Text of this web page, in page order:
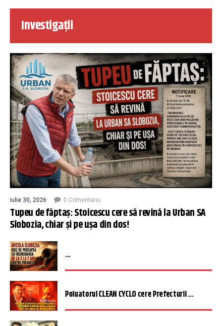
Investigații
iulie 30, 2026 0 Comentariu
Tupeu de făptaș: Stoicescu cere să revină la Urban SA
Slobozia, chiar și pe ușa din dos!
...
Poluatorul CLEAN CYCLO cere Prefecturii ...